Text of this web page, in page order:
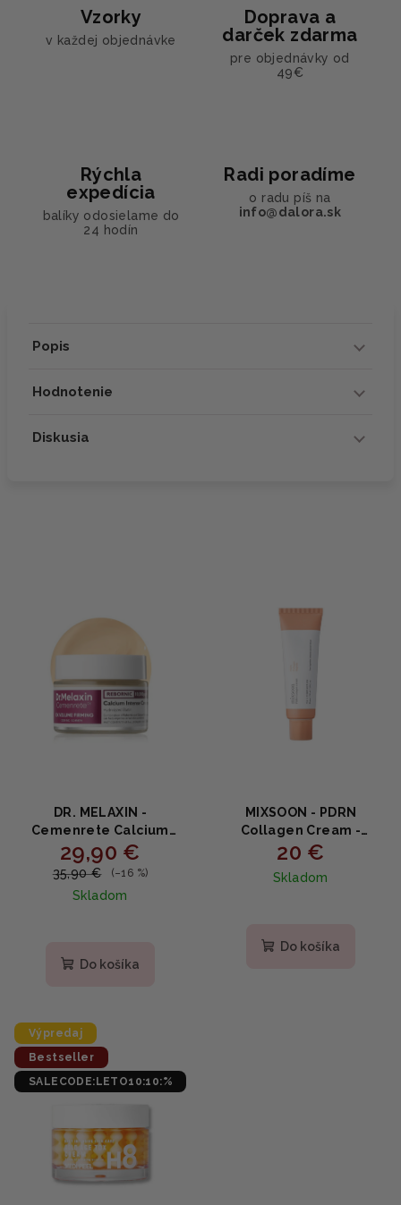
Vzorky
v každej objednávke
Doprava a
darček zdarma
pre objednávky od
49€
Rýchla
expedícia
balíky odosielame do
24 hodín
Radi poradíme
o radu píš na
info@dalora.sk
Popis
Hodnotenie
Diskusia
DR. MELAXIN -
Cemenrete Calcium
Intense Cream -
Intenzívny krém s
vápnikom a výživou 50ml
29,90 €
35,90 € (–16 %)
Skladom
Do košíka
MIXSOON - PDRN
Collagen Cream -
Regeneračný
(Sodium DNA),
20 €
Skladom
Do košíka
Výpredaj
Bestseller
SALECODE:LETO10:10:%